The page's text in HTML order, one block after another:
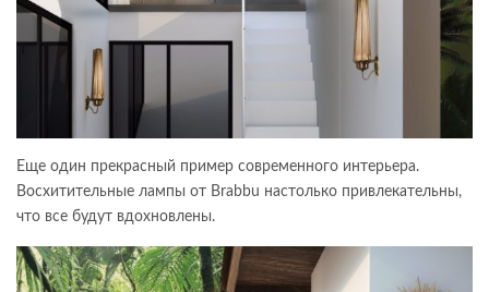
Еще один прекрасный пример современного интерьера.
Восхитительные лампы от Brabbu настолько привлекательны,
что все будут вдохновлены.